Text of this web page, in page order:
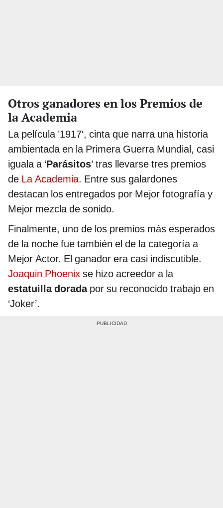
Otros ganadores en los Premios de
la Academia
La película ’1917′, cinta que narra una historia
ambientada en la Primera Guerra Mundial, casi
iguala a ‘Parásitos’ tras llevarse tres premios
de La Academia. Entre sus galardones
destacan los entregados por Mejor fotografía y
Mejor mezcla de sonido.
Finalmente, uno de los premios más esperados
de la noche fue también el de la categoría a
Mejor Actor. El ganador era casi indiscutible.
Joaquin Phoenix se hizo acreedor a la
estatuilla doradapor su reconocido trabajo en
‘Joker’.